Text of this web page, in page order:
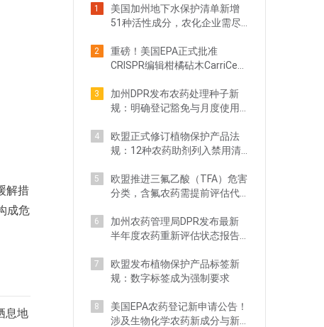
解措
成危
息地
1
美国加州地下水保护清单新增
51种活性成分，农化企业需尽
2
重磅！美国EPA正式批准
CRISPR编辑柑橘砧木CarriCea
3
加州DPR发布农药处理种子新
规：明确登记豁免与月度使用
4
欧盟正式修订植物保护产品法
规：12种农药助剂列入禁用清
5
欧盟推进三氟乙酸（TFA）危害
分类，含氟农药需提前评估代
6
加州农药管理局DPR发布最新
半年度农药重新评估状态报告
7
欧盟发布植物保护产品标签新
规：数字标签成为强制要求
8
美国EPA农药登记新申请公告！
涉及生物化学农药新成分与新